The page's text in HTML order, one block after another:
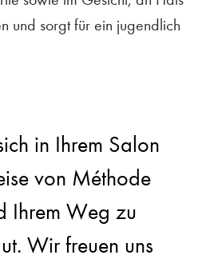
und sorgt für ein jugendlich
in Ihrem Salon
von Méthode
Ihrem Weg zu
Wir freuen uns